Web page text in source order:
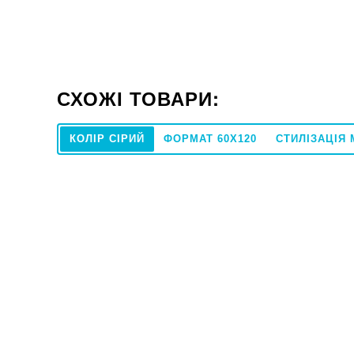
СХОЖІ ТОВАРИ:
КОЛІР СІРИЙ ФОРМАТ 60X120 СТИЛІЗАЦІЯ